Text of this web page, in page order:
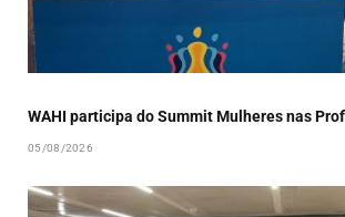
WAHI participa do Summit Mulheres nas
05/08/2026